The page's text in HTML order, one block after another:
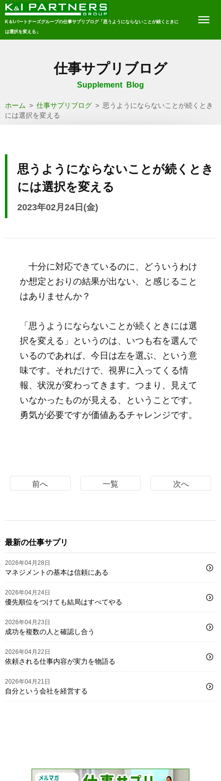
K＆Iパートナーズグループの仕事サプリブログ「思うようにならないことが続くときに
は選択を変える」
仕事サプリブログ
Supplement Blog
ホーム > 仕事サプリブログ > 思うようにならないことが続くとき
には選択を変える
思うようにならないことが続くとき
には選択を変える
2023年02月24日(金)
十分に対応できているのに、どういうわけ
か想定とおりの結果が出ない、と感じること
はありませんか？
「思うようにならないことが続くときには選
択を変える」というのは、いつも右を選んで
いるのであれば、今日は左を選ぶ、という意
味です。それだけで、視界に入ってくる情
報、状況が変わってきます。つまり、見えて
いなかったものが見える、ということです。
勇気が必要ですが価値あるチャレンジです。
前へ 一覧 次へ
最新の仕事サプリ
2026年04月28日
マネジメントの基本は信頼にある
2026年04月24日
優先順位をつけても結局はすべてやる
2026年04月23日
成功を複数の人と確認し合う
2026年04月22日
依頼される仕事内容が実力を物語る
2026年04月21日
自分という会社を経営する